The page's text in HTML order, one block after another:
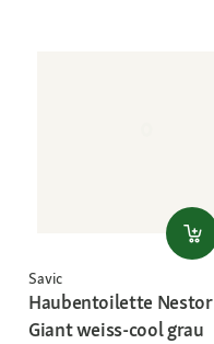
Savic
Haubentoilette Nestor
Giant weiss-cool grau